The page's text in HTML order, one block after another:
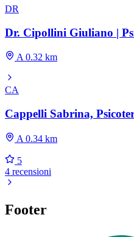
DR
Dr. Cipollini Giuliano |
A 0.32 km
CA
Cappelli Sabrina,
A 0.34 km
5
4 recensioni
Footer